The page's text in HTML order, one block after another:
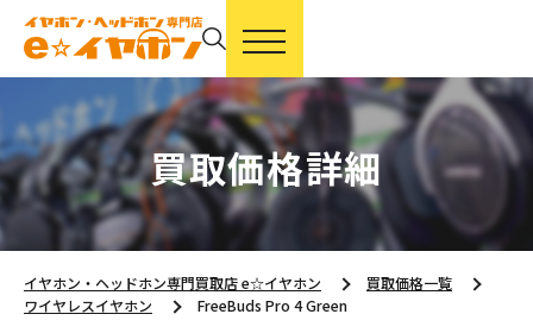
買取価格詳細
イヤホン・ヘッドホン専門買取店 e☆イヤホン
買取価格一覧
ワイヤレスイヤホン
FreeBuds Pro 4 Green